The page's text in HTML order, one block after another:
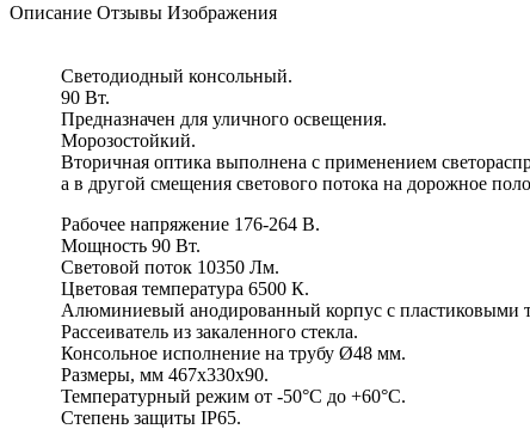
Описание Отзывы Изображения
Светодиодный консольный.
90 Вт.
Предназначен для уличного освещения.
Морозостойкий.
Вторичная оптика выполнена с применением
а в другой смещения светового потока на дорожное
Рабочее напряжение 176-264 В.
Мощность 90 Вт.
Световой поток 10350 Лм.
Цветовая температура 6500 К.
Алюминиевый анодированный корпус с пластиковыми
Рассеиватель из закаленного стекла.
Консольное исполнение на трубу Ø48 мм.
Размеры, мм 467х330х90.
Температурный режим от -50°С до +60°С.
Степень защиты IP65.